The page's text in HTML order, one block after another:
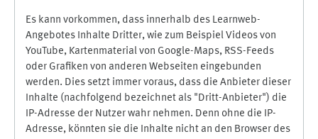
Es kann vorkommen, dass innerhalb des Learnweb-
Angebotes Inhalte Dritter, wie zum Beispiel Videos von
YouTube, Kartenmaterial von Google-Maps, RSS-Feeds
oder Grafiken von anderen Webseiten eingebunden
werden. Dies setzt immer voraus, dass die Anbieter dieser
Inhalte (nachfolgend bezeichnet als "Dritt-Anbieter") die
IP-Adresse der Nutzer wahr nehmen. Denn ohne die IP-
Adresse, könnten sie die Inhalte nicht an den Browser des